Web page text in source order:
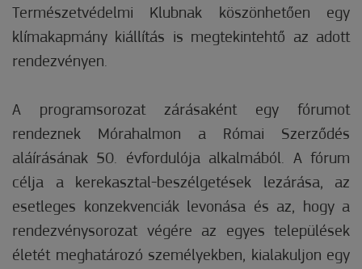
Természetvédelmi Klubnak köszönhetően egy
klímakapmány kiállítás is megtekintehtő az adott
rendezvényen.
A programsorozat zárásaként egy fórumot
rendeznek Mórahalmon a Római Szerződés
aláírásának 50. évfordulója alkalmából. A fórum
célja a kerekasztal-beszélgetések lezárása, az
esetleges konzekvenciák levonása és az, hogy a
rendezvénysorozat végére az egyes települések
életét meghatározó személyekben, kialakuljon egy